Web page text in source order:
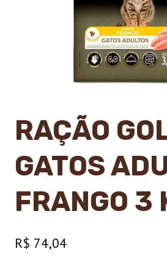
RAÇÃO
GATOS
FRANGO 3
R$ 74,04